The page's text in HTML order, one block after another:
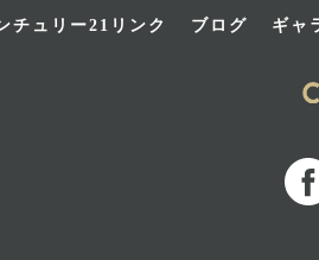
チュリー21リンク ブログ ギャ